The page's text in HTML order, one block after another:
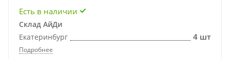
Есть в наличии
Склад АйДи
Екатеринбург
4 шт
Подробнее